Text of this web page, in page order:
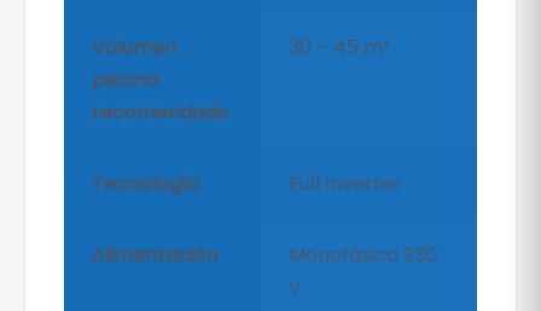
Volumen
piscina
recomendado
30 – 45 m³
Tecnología Full Inverter
Alimentación
Monofásica 230
V